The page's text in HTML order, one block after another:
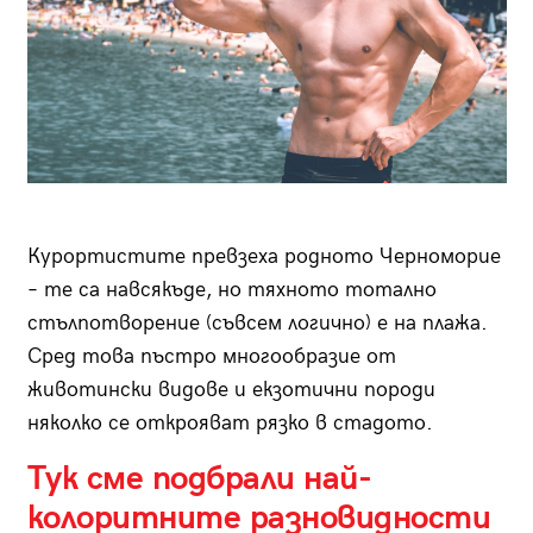
Курортистите превзеха родното Черноморие
– те са навсякъде, но тяхното тотално
стълпотворение (съвсем логично) е на плажа.
Сред това пъстро многообразие от
животински видове и екзотични породи
няколко се открояват рязко в стадото.
Тук сме подбрали най-
колоритните разновидности